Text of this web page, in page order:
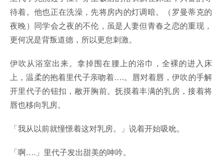
待着。他也正在洗澡，先将房内的灯调暗。（罗曼蒂克的
夜晚）同学会之夜的不伦，虽是人妻但青春之恋的重现，
更何况是背叛道德，所以更怠刺激。
伊吹从浴室出来。拿掉围在腰上的浴巾，全裸的进入床
上，温柔的抱着里代子亲吻着….。唇对着唇，伊吹的手解
开里代子的钮扣，敝开胸前。抚摸着丰满的乳房，接着将
唇也移向乳房。
「我从以前就憧憬着这对乳房。」说着开始吸吮。
「啊….」里代子发出甜美的呻吟。